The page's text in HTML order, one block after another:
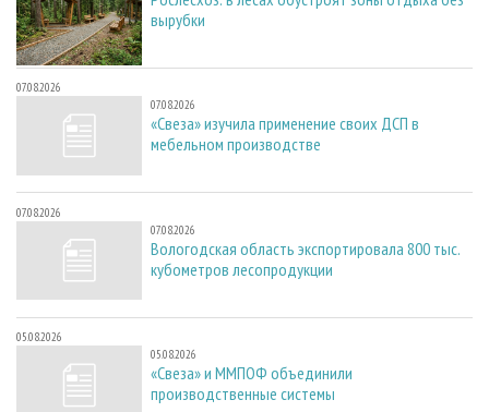
вырубки
07.08.2026
07.08.2026
«Свеза» изучила применение своих ДСП в
мебельном производстве
07.08.2026
07.08.2026
Вологодская область экспортировала 800 тыс.
кубометров лесопродукции
05.08.2026
05.08.2026
«Свеза» и ММПОФ объединили
производственные системы